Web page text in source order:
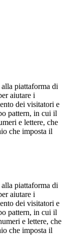
piattaforma di
aiutare i
dei visitatori e
pattern, in cui il
e lettere, che
che imposta il
piattaforma di
aiutare i
dei visitatori e
pattern, in cui il
e lettere, che
che imposta il